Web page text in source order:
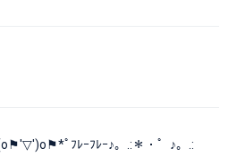
ﾟﾌﾚｰﾌﾚｰ♪。.:＊・゜♪。.: